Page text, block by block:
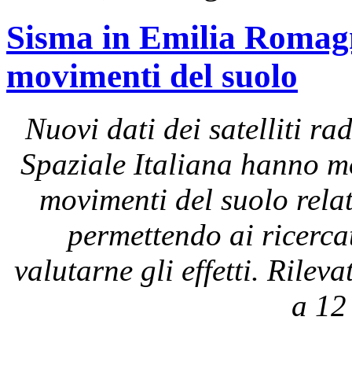
Sisma in Emilia
movimenti del suolo
Nuovi dati dei satelliti
Spaziale Italiana hanno
movimenti del suolo
permettendo ai
valutarne gli effetti.
a